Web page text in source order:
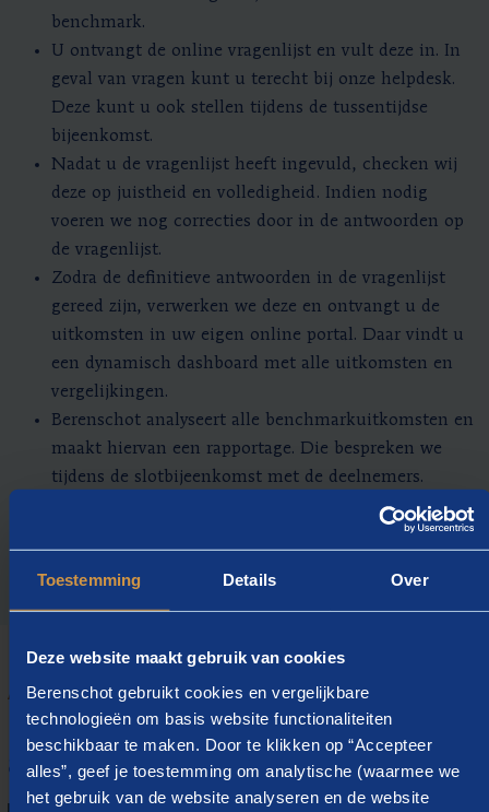
Toestemming Details Over
Deze website maakt gebruik van cookies
Berenschot gebruikt cookies en vergelijkbare
technologieën om basis website functionaliteiten
beschikbaar te maken. Door te klikken op “Accepteer
alles”, geef je toestemming om analytische (waarmee we
het gebruik van de website analyseren en de website
benchmark.
U ontvangt de online vragenlijst en vult deze in. In
geval van vragen kunt u terecht bij onze helpdesk.
Deze kunt u ook stellen tijdens de tussentijdse
bijeenkomst.
Nadat u de vragenlijst heeft ingevuld, checken wij
deze op juistheid en volledigheid. Indien nodig
voeren we nog correcties door in de antwoorden op
de vragenlijst.
Zodra de definitieve antwoorden in de vragenlijst
gereed zijn, verwerken we deze en ontvangt u de
uitkomsten in uw eigen online portal. Daar vindt u
een dynamisch dashboard met alle uitkomsten en
vergelijkingen.
Berenschot analyseert alle benchmarkuitkomsten en
maakt hiervan een rapportage. Die bespreken we
tijdens de slotbijeenkomst met de deelnemers.
Tijdens deze benchlearning-sessie duiden we ook de
uitkomsten en wisselen we best practices uit.
ADVISEURS
Neem contact op met onze
adviseurs